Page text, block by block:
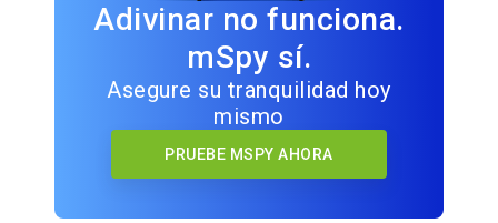
Adivinar no funciona.
mSpy sí.
Asegure su tranquilidad hoy
mismo
PRUEBE MSPY AHORA